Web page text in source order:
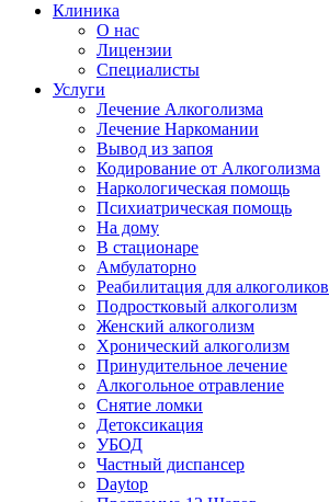
Клиника
О нас
Лицензии
Специалисты
Услуги
Лечение Алкоголизма
Лечение Наркомании
Вывод из запоя
Кодирование от Алкоголизма
Наркологическая помощь
Психиатрическая помощь
На дому
В стационаре
Амбулаторно
Реабилитация для алкоголиков
Подростковый алкоголизм
Женский алкоголизм
Хронический алкоголизм
Принудительное лечение
Алкогольное отравление
Снятие ломки
Детоксикация
УБОД
Частный диспансер
Daytop